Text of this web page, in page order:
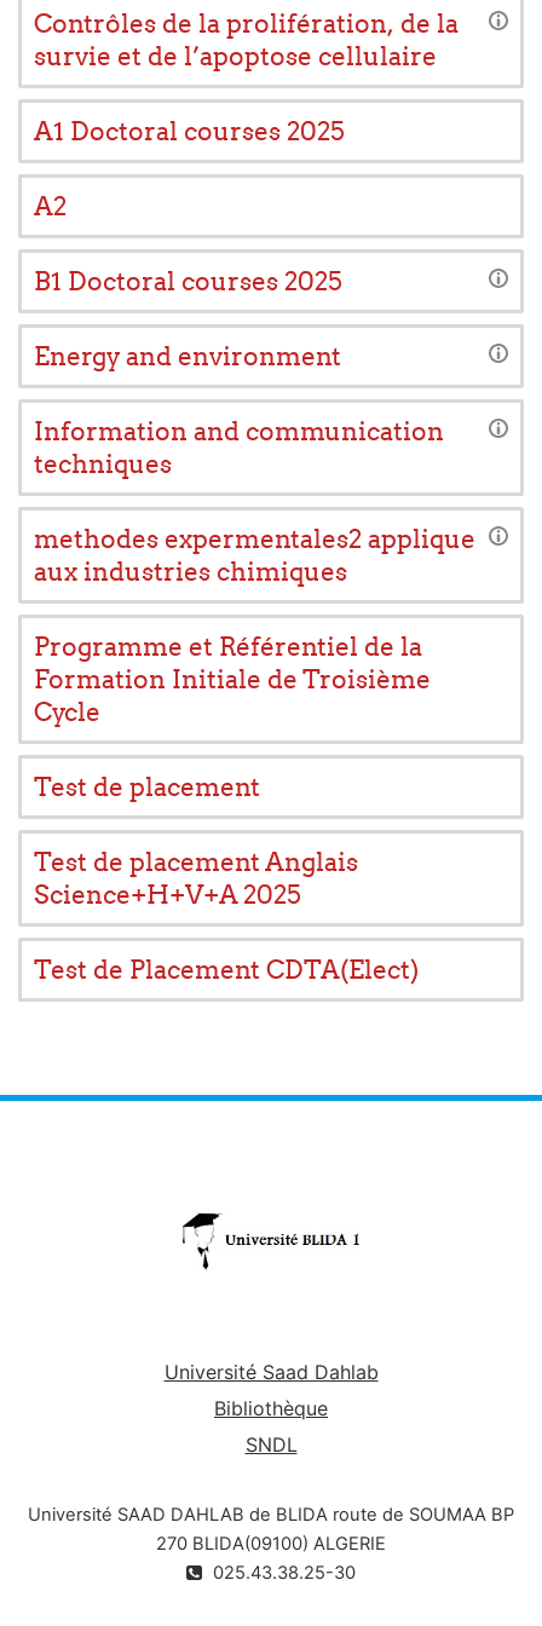
Contrôles de la prolifération, de la
survie et de l’apoptose cellulaire
A1 Doctoral courses 2025
A2
B1 Doctoral courses 2025
Energy and environment
Information and communication
techniques
methodes expermentales2 applique
aux industries chimiques
Programme et Référentiel de la
Formation Initiale de Troisième
Cycle
Test de placement
Test de placement Anglais
Science+H+V+A 2025
Test de Placement CDTA(Elect)
Université Saad Dahlab
Bibliothèque
SNDL
Université SAAD DAHLAB de BLIDA route de SOUMAA BP
270 BLIDA(09100) ALGERIE
025.43.38.25-30